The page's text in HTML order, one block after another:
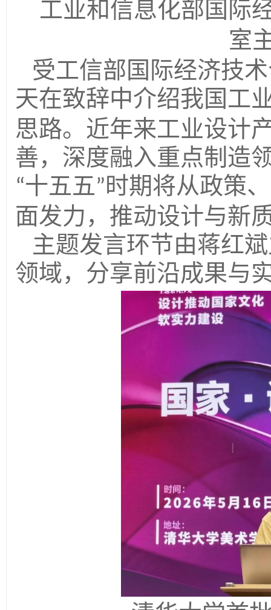
工业和信息化部国际
室
受工信部国际经济技
天在致辞中介绍我国工
思路。近年来工业设计
善，深度融入重点制造
“十五五” 时期将从政策
面发力，推动设计与新
主题发言环节由蒋红
领域，分享前沿成果与